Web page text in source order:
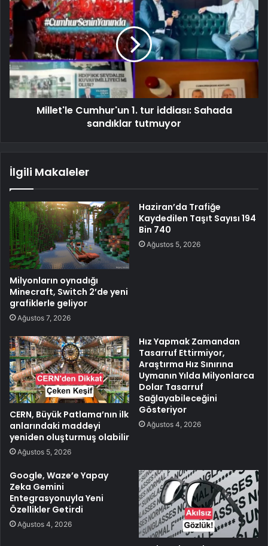
Millet'le Cumhur'un 1. tur iddiası: Sahada
sandıklar tutmuyor
İlgili Makaleler
Milyonların oynadığı
Minecraft, Switch 2’de yeni
grafiklerle geliyor
Ağustos 7, 2026
Haziran’da Trafiğe
Kaydedilen Taşıt Sayısı 194
Bin 740
Ağustos 5, 2026
CERN, Büyük Patlama’nın ilk
anlarındaki maddeyi
yeniden oluşturmuş olabilir
Ağustos 5, 2026
Hız Yapmak Zamandan
Tasarruf Ettirmiyor,
Araştırma Hız Sınırına
Uymanın Yılda Milyonlarca
Dolar Tasarruf
Sağlayabileceğini
Gösteriyor
Ağustos 4, 2026
Google, Waze’e Yapay
Zeka Gemini
Entegrasyonuyla Yeni
Özellikler Getirdi
Ağustos 4, 2026